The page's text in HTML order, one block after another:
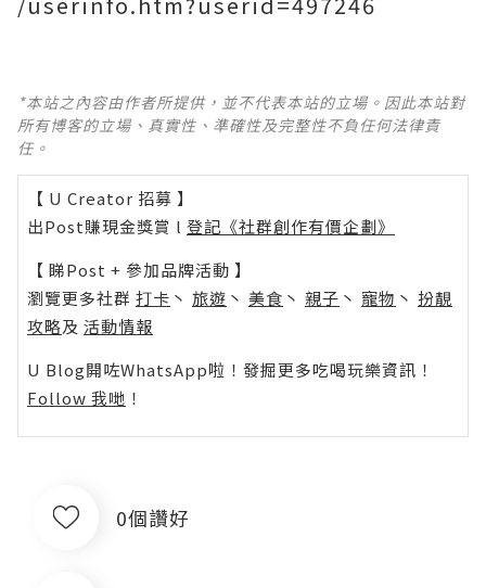
*本站之內容由作者所提供，並不代表本站的立場。因此本站對
所有博客的立場、真實性、準確性及完整性不負任何法律責
任。
【 U Creator 招募 】
出Post賺現金獎賞 l 登記《社群創作有價企劃》
【 睇Post + 參加品牌活動 】
瀏覽更多社群 打卡 丶 旅遊 丶 美食 丶 親子 丶 寵物 丶 扮靚
攻略及 活動情報
U Blog開咗WhatsApp啦！發掘更多吃喝玩樂資訊！
Follow 我哋 ！
0個讚好